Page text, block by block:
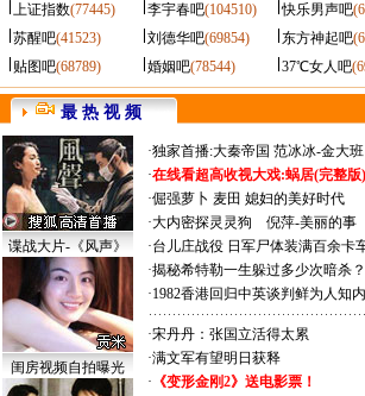
上证指数(77445) 李宇春吧(104510) 快乐男声吧
苏醒吧(41523) 刘德华吧(69854) 东方神起吧
贴图吧(68789) 婚姻吧(78544) 37℃女人吧
最 热 视 频
谍战大片-《风声》
闺房视频自拍曝光
·独家首播:大秦帝国 范冰冰-金大班
·在线看超高收视大戏:蜗居(完整版)
·倔强萝卜 麦田 媳妇的美好时代
·大内密探灵灵狗
倪萍-美丽的事
·台儿庄战役 日军尸体装满百余卡
·揭秘希特勒一生躲过多少次暗杀？
·1982香港回归中英谈判鲜为人知
·宋丹丹：张国立活得太累
·满文军有望明日获释
· 《变形金刚2》送电影票！